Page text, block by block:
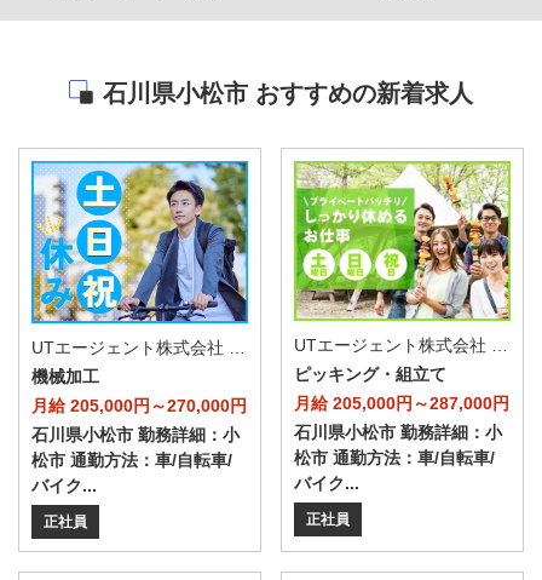
石川県小松市 おすすめの新着求人
機械加工
月給 205,000円～270,000円
石川県小松市 勤務詳細：小
松市 通勤方法：車/自転車/
バイク...
正社員
ピッキング・組立て
月給 205,000円～287,000円
石川県小松市 勤務詳細：小
松市 通勤方法：車/自転車/
バイク...
正社員